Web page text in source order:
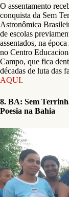
O assentamento
conquista da Sem
Astronômica
de escolas
assentados, na
no Centro
Campo, que fica
décadas de luta das
AQUI.
8. BA: Sem
Poesia na Bahia